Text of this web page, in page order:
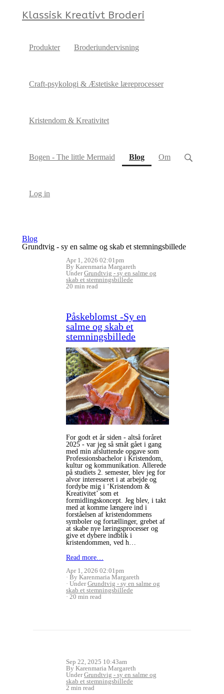
Klassisk Kreativt Broderi
Produkter Broderiundervisning
Craft-psykologi & Æstetiske læreprocesser
Kristendom & Kreativitet
Bogen - The little Mermaid Blog(current)
Om
Log in
Blog
Grundtvig - sy en salme og skab et stemningsbillede
Apr 1, 2026 02:01pm
By Karenmaria Margareth
UnderGrundtvig - sy en salme og
skab et stemningsbillede
20 min read
Påskeblomst -Sy en
salme og skab et
stemningsbillede
For godt et år siden - altså foråret
2025 - var jeg så småt gået i gang
med min afsluttende opgave som
Professionsbachelor i Kristendom,
kultur og kommunikation. Allerede
på studiets 2. semester, blev jeg for
alvor interesseret i at arbejde og
fordybe mig i ‘Kristendom &
Kreativitet’ som et
formidlingskoncept. Jeg blev, i takt
med at komme længere ind i
forståelsen af kristendommens
symboler og fortællinger, grebet af
at skabe nye læringsprocesser og
give et dybere indblik i
kristendommen, ved h…
Read more…
Apr 1, 2026 02:01pm
By Karenmaria Margareth
UnderGrundtvig - sy en salme og
skab et stemningsbillede
20 min read
Sep 22, 2025 10:43am
By Karenmaria Margareth
UnderGrundtvig - sy en salme og
skab et stemningsbillede
2 min read